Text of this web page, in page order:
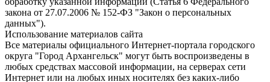
закона от 27.07.2006 № 152-ФЗ "Закон о персональных
данных").
Использование материалов сайта
Все материалы официального Интернет-портала городского
округа "Город Архангельск" могут быть воспроизведены в
любых средствах массовой информации, на серверах сети
Интернет или на любых иных носителях без каких-либо